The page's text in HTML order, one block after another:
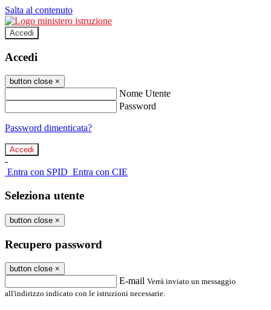
Salta al contenuto
Accedi
Accedi
button close ×
Nome Utente
Password
Password dimenticata?
-
Entra con SPID Entra con CIE
Seleziona utente
button close ×
Recupero password
button close ×
E-mail Verrà inviato un messaggio
all'indirizzo indicato con le istruzioni necessarie.